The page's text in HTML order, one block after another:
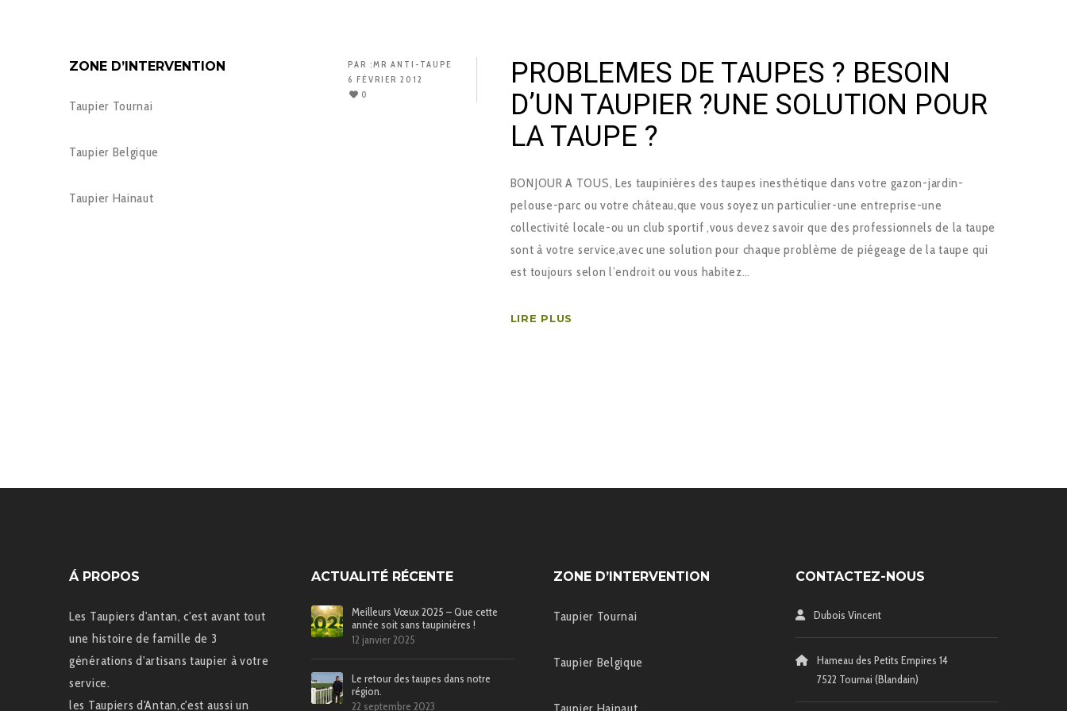
PAR :MR ANTI-TAUPE
6 FÉVRIER 2012
0
PROBLEMES DE TAUPES ? BESOIN
D’UN TAUPIER ?UNE SOLUTION POUR
LA TAUPE ?
BONJOUR A TOUS, Les taupinières des taupes inesthétique dans votre gazon-jardin-
pelouse-parc ou votre château,que vous soyez un particulier-une entreprise-une
collectivité locale-ou un club sportif ,vous devez savoir que des professionnels de la taupe
sont à votre service,avec une solution pour chaque problème de piégeage de la taupe qui
est toujours selon l’endroit ou vous habitez…
LIRE PLUS
ZONE D’INTERVENTION
Taupier Tournai
Taupier Belgique
Taupier Hainaut
Á PROPOS
Les Taupiers d'antan, c'est avant tout
une histoire de famille de 3
générations d'artisans taupier à votre
service.
les Taupiers d'Antan,c'est aussi un
ACTUALITÉ RÉCENTE
Meilleurs Vœux 2025 – Que cette
année soit sans taupinières !
12 janvier 2025
Le retour des taupes dans notre
région.
22 septembre 2023
ZONE D’INTERVENTION
Taupier Tournai
Taupier Belgique
CONTACTEZ-NOUS
Dubois Vincent
Hameau des Petits Empires 14
7522 Tournai (Blandain)